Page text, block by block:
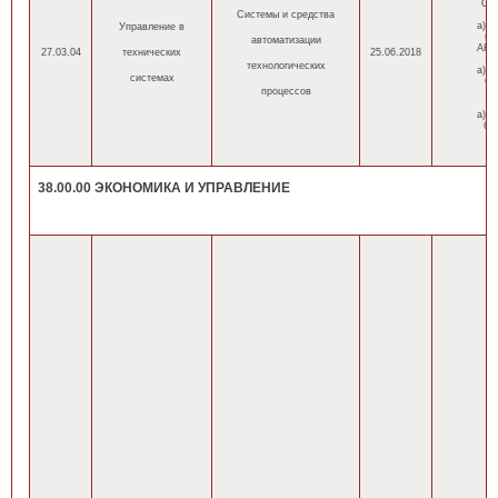
27.03.04
Управление в
технических
системах
Системы и средства
автоматизации
технологических
процессов
25.06.2018
а)
б)
а)
б)
а)
б)
38.00.00 ЭКОНОМИКА И УПРАВЛЕНИЕ